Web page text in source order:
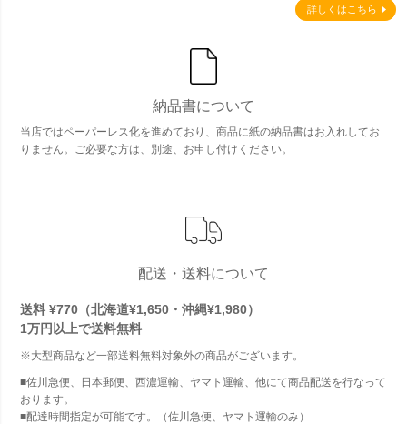
詳しくはこちら
納品書について
当店ではペーパーレス化を進めており、商品に紙の納品書はお入れしてお
りません。ご必要な方は、別途、お申し付けください。
配送・送料について
送料 ¥770（北海道¥1,650・沖縄¥1,980）
1万円以上で送料無料
※大型商品など一部送料無料対象外の商品がございます。
■佐川急便、日本郵便、西濃運輸、ヤマト運輸、他にて商品配送を行なって
おります。
■配達時間指定が可能です。（佐川急便、ヤマト運輸のみ）